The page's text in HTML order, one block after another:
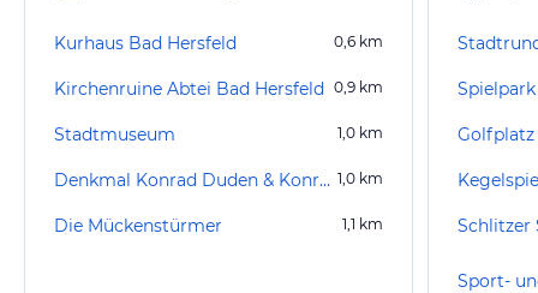
Kurhaus Bad Hersfeld 0,6 km
Kirchenruine Abtei Bad Hersfeld 0,9 km
Stadtmuseum 1,0 km
Denkmal Konrad Duden & Konrad Zuse 1,0 km
Die Mückenstürmer 1,1 km Schlitzer
Sport-